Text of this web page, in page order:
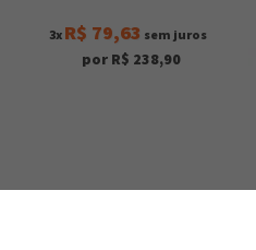
3x R$ 79,63 sem juros
por R$ 238,90